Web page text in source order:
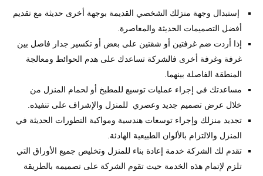
إستبدال وجهة منزلك الشخصي القديمة بوجهة أخرى حديثة مع تقديم
أفضل التصميمات الحديثة والمعاصرة.
إذا أردت ضم غرفتين أو شقتين على بعض أو تكسير جدار فاصل بين
غرفة وغرفة أخرى فالشركة تساعدك على هدم الحوائط ومعالجة
المنطقة الفاصلة بينهما.
مساعدتك في إجراء عمليات توسيع للمطبخ أو لحمام المنزل من
خلال عرض تصميم جديد وعصري للمنزل والإشراف على تنفيذه.
تجديد منزلك وإجراء توسعات هندسية ومواكبة التطورات الحديثة في
المنزل والالتزام بالألوان الطبيعية الهادئة.
تقدم لك الشركة خدمة إعادة بناء للمنزل وتخليص جميع الأوراق التي
تلزم لإتمام هذه الخدمة حيث تقوم الشركة على تصميمه بالطريقة